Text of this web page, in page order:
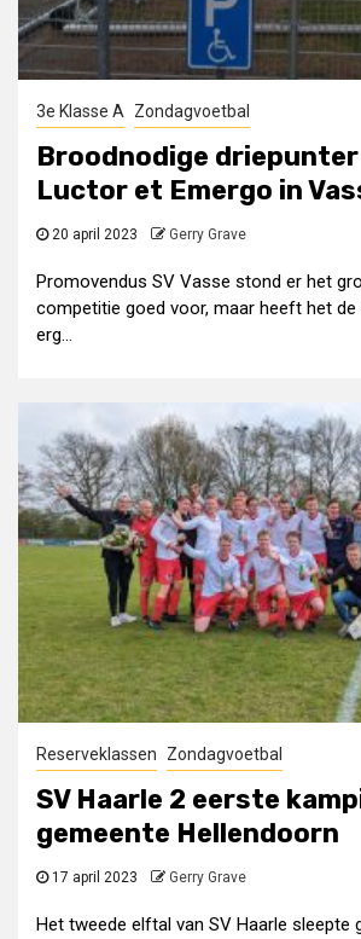
3e Klasse A Zondagvoetbal
Broodnodige
Luctor et Emergo in
20 april 2023 Gerry Grave
Promovendus SV Vasse stond er het
competitie goed voor, maar heeft het de
erg...
Reserveklassen Zondagvoetbal
SV Haarle 2 eerste
gemeente Hellendoorn
17 april 2023 Gerry Grave
Het tweede elftal van SV Haarle sleepte